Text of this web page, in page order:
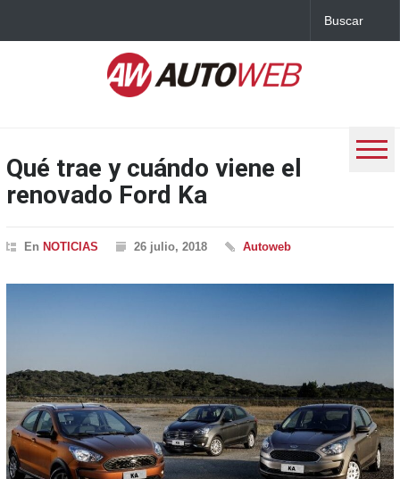
Qué trae y cuándo viene el
renovado Ford Ka
En NOTICIAS 26 julio, 2018 Autoweb